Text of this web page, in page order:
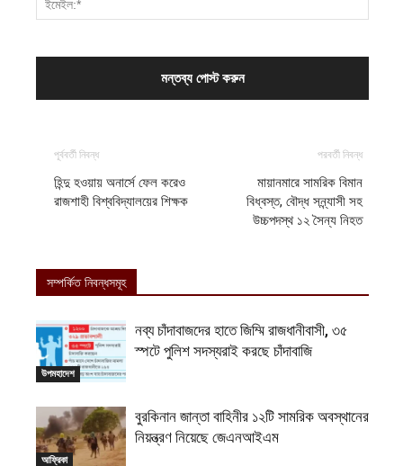
পূর্ববর্তী নিবন্ধ
হিন্দু হওয়ায় অনার্সে ফেল করেও
রাজশাহী বিশ্ববিদ্যালয়ের শিক্ষক
পরবর্তী নিবন্ধ
মায়ানমারে সামরিক বিমান
বিধ্বস্ত, বৌদ্ধ সন্ন্যাসী সহ
উচ্চপদস্থ ১২ সৈন্য নিহত
সম্পর্কিত নিবন্ধসমূহ
উপমহাদেশ
নব্য চাঁদাবাজদের হাতে জিম্মি রাজধানীবাসী, ৩৫
স্পটে পুলিশ সদস্যরাই করছে চাঁদাবাজি
আফ্রিকা
বুরকিনান জান্তা বাহিনীর ১২টি সামরিক অবস্থানের
নিয়ন্ত্রণ নিয়েছে জেএনআইএম